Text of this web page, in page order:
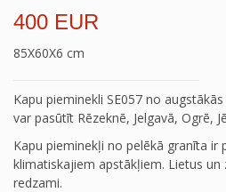
400 EUR
85X60X6 cm
Kapu pieminekli SE057 no
var pasūtīt Rēzeknē, Jelgavā, Ogrē,
Kapu pieminekļi no pelēkā granīta ir
klimatiskajiem apstākļiem. Lietus un
redzami.